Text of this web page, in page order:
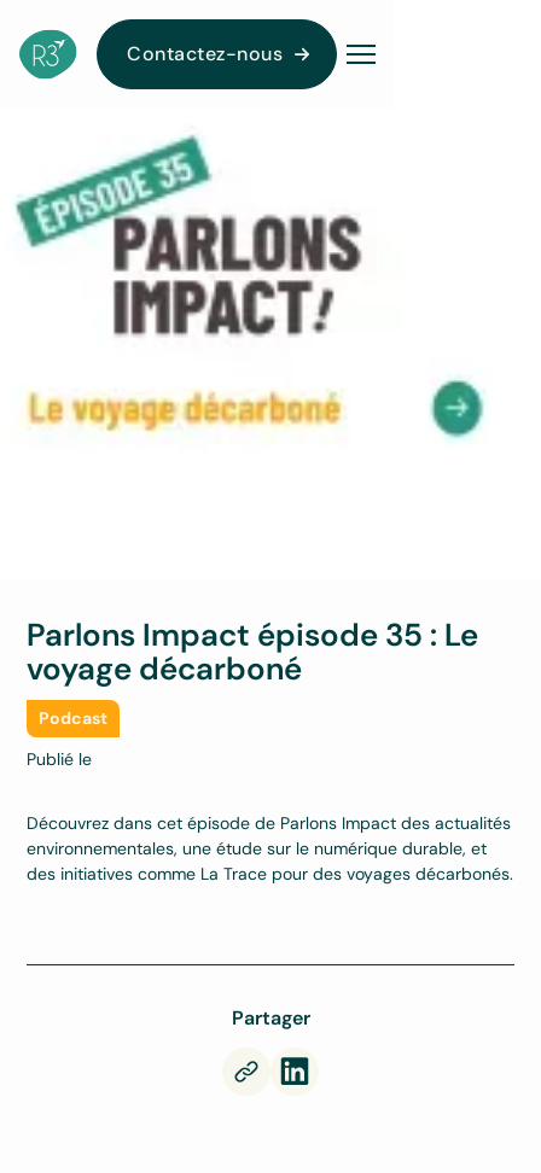
Contactez-nous
Parlons Impact épisode 35 : Le
voyage décarboné
Podcast
Publié le
Découvrez dans cet épisode de Parlons Impact des actualités
environnementales, une étude sur le numérique durable, et
des initiatives comme La Trace pour des voyages décarbonés.
Partager